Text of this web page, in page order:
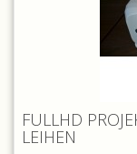
FULLHD
LEIHEN